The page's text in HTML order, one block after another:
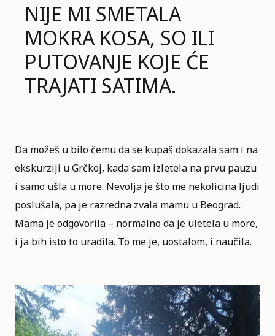
NIJE MI SMETALA
MOKRA KOSA, SO ILI
PUTOVANJE KOJE ĆE
TRAJATI SATIMA.
Da možeš u bilo čemu da se kupaš dokazala sam i na
ekskurziji u Grčkoj, kada sam izletela na prvu pauzu
i samo ušla u more. Nevolja je što me nekolicina ljudi
poslušala, pa je razredna zvala mamu u Beograd.
Mama je odgovorila – normalno da je uletela u more,
i ja bih isto to uradila. To me je, uostalom, i naučila.